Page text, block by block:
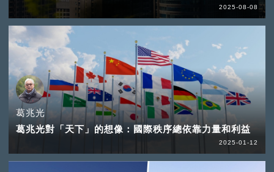
2025-08-08
葛兆光
葛兆光對「天下」的想像：國際秩序總依靠力量和利益
2025-01-12